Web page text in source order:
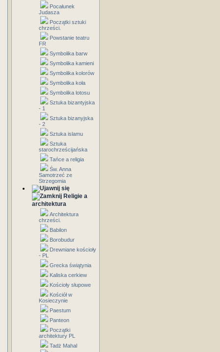
Pocałunek
Judasza
Początki sztuki
chrześci.
Powstanie teatru
FR
Symbolika barw
Symbolika kamieni
Symbolika kolorów
Symbolika koła
Symbolika lotosu
Sztuka bizantyjska
- 1
Sztuka bizanyjska
- 2
Sztuka islamu
Sztuka
starochrześcijańska
Tańce a religia
Św. Anna
Samotrzeć ze
Strzegomia
Religie a
architektura
Architektura
chrześci.
Babilon
Borobudur
Drewniane kościoły
- PL
Grecka świątynia
Kaliska cerkiew
Kościoły słupowe
Kościół w
Kosieczynie
Paestum
Panteon
Początki
architektury PL
Tadż Mahal